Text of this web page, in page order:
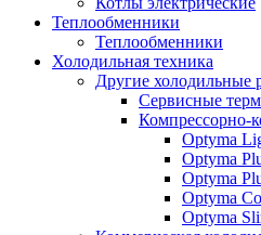
Теплообменники
Теплообменники
Холодильная техника
Другие холодильные
Сервисные
Компрессорно-
Optyma
Optyma
Optyma
Optyma
Optyma